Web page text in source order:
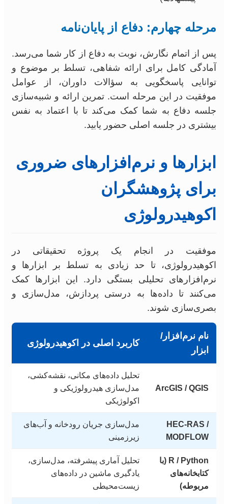
مرحله چهارم: دفاع از پایان‌نامه
پس از اتمام نگارش، نوبت به دفاع از کار شما می‌رسد.
آمادگی کامل برای ارائه شفاهی، تسلط بر موضوع و
توانایی پاسخگویی به سؤالات داوران، از عوامل
موفقیت در این مرحله است. تمرین ارائه و شبیه‌سازی
جلسه دفاع به شما کمک می‌کند تا با اعتماد به نفس
بیشتری در جلسه اصلی حضور یابید.
ابزارها و نرم‌افزارهای ضروری
برای پژوهشگران
اکوهیدرولوژی
موفقیت در انجام یک پروژه تحقیقاتی در
اکوهیدرولوژی، تا حد زیادی به تسلط بر ابزارها و
نرم‌افزارهای تحلیلی بستگی دارد. این ابزارها کمک
می‌کنند تا داده‌ها به درستی پردازش، مدل‌سازی و
بصری‌سازی شوند.
نام نرم‌افزار/
ابزار
کاربرد اصلی در اکوهیدرولوژی
ArcGIS / QGIS
تحلیل داده‌های مکانی، نقشه‌کشی،
مدل‌سازی هیدرولوژیکی و
اکولوژیکی
HEC-RAS /
MODFLOW
مدل‌سازی جریان رودخانه و آب‌های
زیرزمینی
R / Python (با
کتابخانه‌های
مربوطه)
تحلیل آماری پیشرفته، مدل‌سازی،
یادگیری ماشین در داده‌های
زیست‌محیطی